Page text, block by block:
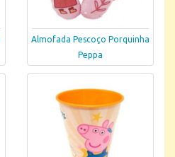
Almofada Pescoço Porquinha
Peppa